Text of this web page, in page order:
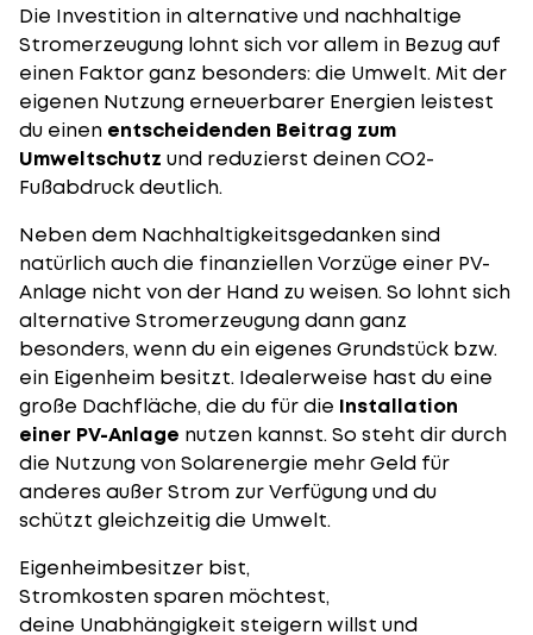
Die Investition in alternative und nachhaltige
Stromerzeugung lohnt sich vor allem in Bezug auf
einen Faktor ganz besonders: die Umwelt. Mit der
eigenen Nutzung erneuerbarer Energien leistest
du einen entscheidenden Beitrag zum
Umweltschutz und reduzierst deinen CO2-
Fußabdruck deutlich.
Neben dem Nachhaltigkeitsgedanken sind
natürlich auch die finanziellen Vorzüge einer PV-
Anlage nicht von der Hand zu weisen. So lohnt sich
alternative Stromerzeugung dann ganz
besonders, wenn du ein eigenes Grundstück bzw.
ein Eigenheim besitzt. Idealerweise hast du eine
große Dachfläche, die du für die Installation
einer PV-Anlage nutzen kannst. So steht dir durch
die Nutzung von Solarenergie mehr Geld für
anderes außer Strom zur Verfügung und du
schützt gleichzeitig die Umwelt.
Eigenheimbesitzer bist,
Stromkosten sparen möchtest,
deine Unabhängigkeit steigern willst und